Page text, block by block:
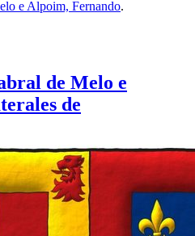
e Alpoim, Fernando.
de Melo e
de